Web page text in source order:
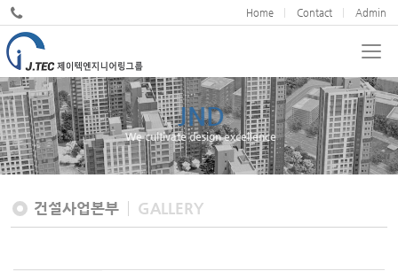
Home Contact Admin
JND
We cultivate design excellence
건설사업본부 GALLERY